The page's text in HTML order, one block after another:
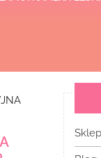
Sklep